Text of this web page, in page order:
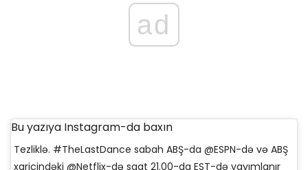
ad
Bu yazıya Instagram-da baxın
Tezliklə. #TheLastDance sabah ABŞ-da @ESPN-də və ABŞ
xaricindəki @Netflix-də saat 21.00-da EST-də yayımlanır